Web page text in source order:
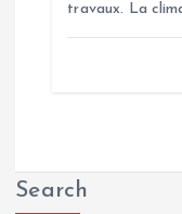
travaux. La
Search